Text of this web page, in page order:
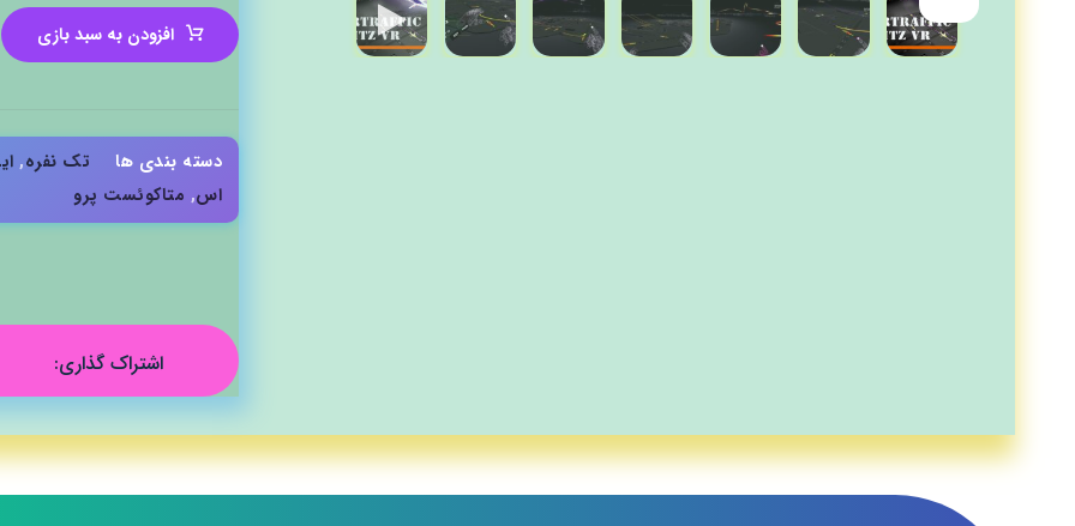
افزودن به سبد بازی
دسته بندی ها تک نفره,
اس, متاکوئست پرو